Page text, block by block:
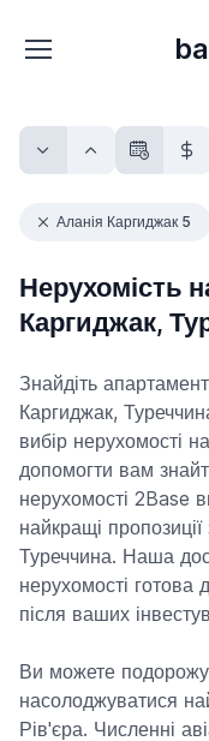
Аланія Каргиджак 5
Нерухомість
Каргиджак,
Знайдіть
Каргиджак,
вибір нерухомості
допомогти вам
нерухомості 2Base
найкращі
Туреччина. Наша
нерухомості готова
після ваших
Ви можете
насолоджуватися
Рів'єра. Численні